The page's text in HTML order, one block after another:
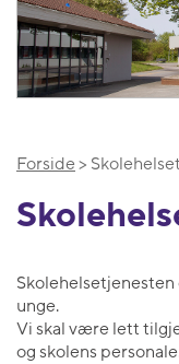
Forside >
unge.
Vi skal være lett
og skolens